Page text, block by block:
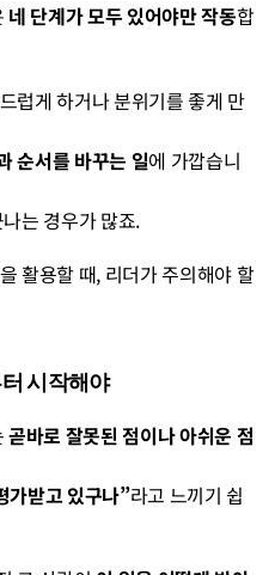
네 단계가 모두 있어야만 작동합
럽게 하거나 분위기를 좋게 만
순서를 바꾸는 일에 가깝습니
는 경우가 많죠.
활용할 때, 리더가 주의해야 할
터 시작해야
곧바로 잘못된 점이나 아쉬운 점
가받고 있구나”라고 느끼기 쉽